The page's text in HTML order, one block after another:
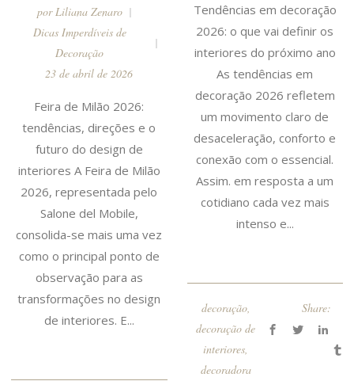
porLiliana Zenaro
Dicas Imperdíveis de
Decoração
23 de abril de 2026
Feira de Milão 2026:
tendências, direções e o
futuro do design de
interiores A Feira de Milão
2026, representada pelo
Salone del Mobile,
consolida-se mais uma vez
como o principal ponto de
observação para as
transformações no design
de interiores. E...
Tendências em decoração
2026: o que vai definir os
interiores do próximo ano
As tendências em
decoração 2026 refletem
um movimento claro de
desaceleração, conforto e
conexão com o essencial.
Assim. em resposta a um
cotidiano cada vez mais
intenso e...
decoração,
decoração de
interiores,
decoradora
Share: